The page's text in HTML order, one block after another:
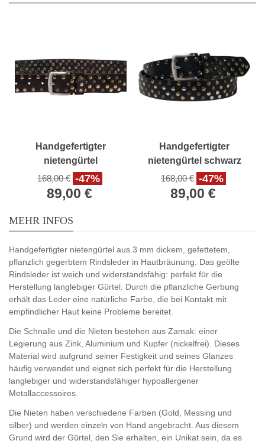
Handgefertigter
nietengürtel
dunkelbraun leder
unisex
168,00 € -47%
89,00 €
Handgefertigter
nietengürtel schwarz
leder unisex
168,00 € -47%
89,00 €
MEHR INFOS
Handgefertigter nietengürtel aus 3 mm dickem, gefettetem,
pflanzlich gegerbtem Rindsleder in Hautbräunung. Das geölte
Rindsleder ist weich und widerstandsfähig: perfekt für die
Herstellung langlebiger Gürtel. Durch die pflanzliche Gerbung
erhält das Leder eine natürliche Farbe, die bei Kontakt mit
empfindlicher Haut keine Probleme bereitet.
Die Schnalle und die Nieten bestehen aus Zamak: einer
Legierung aus Zink, Aluminium und Kupfer (nickelfrei). Dieses
Material wird aufgrund seiner Festigkeit und seines Glanzes
häufig verwendet und eignet sich perfekt für die Herstellung
langlebiger und widerstandsfähiger hypoallergener
Metallaccessoires.
Die Nieten haben verschiedene Farben (Gold, Messing und
silber) und werden einzeln von Hand angebracht. Aus diesem
Grund wird der Gürtel, den Sie erhalten, ein Unikat sein, da es